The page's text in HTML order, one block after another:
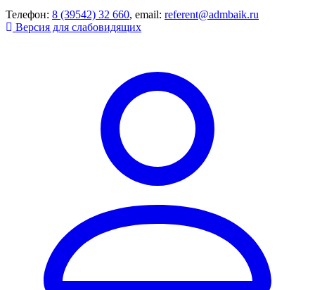
Телефон: 8 (39542) 32 660, email: referent@admbaik.ru
Версия для слабовидящих